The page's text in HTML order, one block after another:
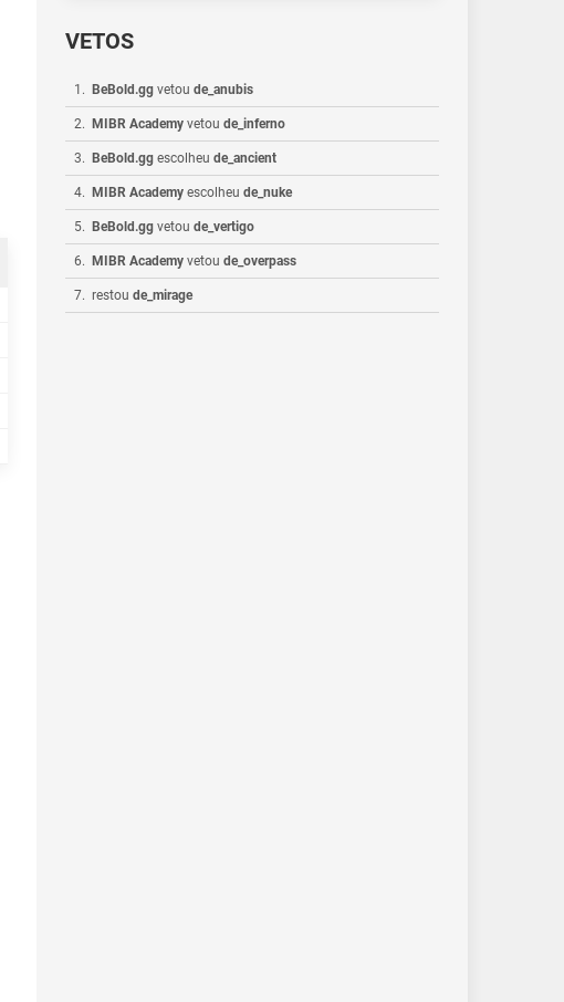
VETOS
1 . BeBold.gg vetou de_anubis
2. MIBR Academy vetou de_inferno
3. BeBold.gg escolheu de_ancient
4. MIBR Academy escolheu de_nuke
5. BeBold.gg vetou de_vertigo
6. MIBR Academy vetou de_overpass
7. restou de_mirage